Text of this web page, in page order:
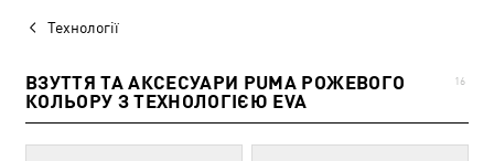
Технології
ВЗУТТЯ ТА АКСЕСУАРИ PUMA РОЖЕВОГО
КОЛЬОРУ З ТЕХНОЛОГІЄЮ EVA
16